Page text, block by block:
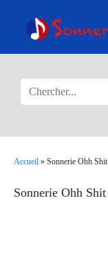
Accueil » Sonnerie Ohh Shit
Sonnerie Ohh Shit